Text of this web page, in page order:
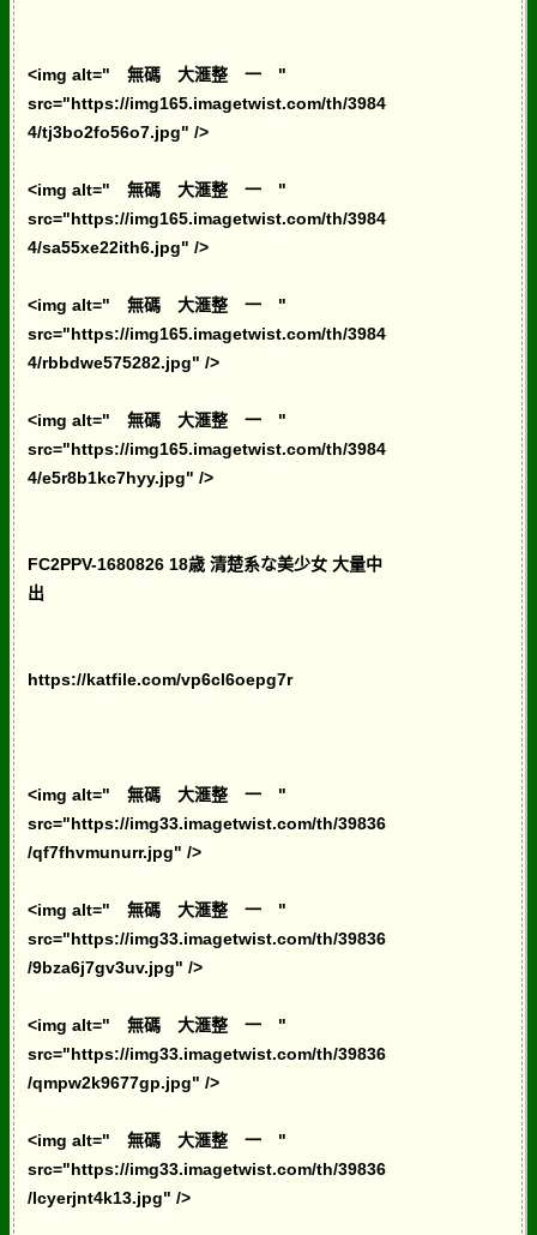
<img alt=" 無碼 大滙整 一 "
src="https://img165.imagetwist.com/th/3984
4/tj3bo2fo56o7.jpg" />
<img alt=" 無碼 大滙整 一 "
src="https://img165.imagetwist.com/th/3984
4/sa55xe22ith6.jpg" />
<img alt=" 無碼 大滙整 一 "
src="https://img165.imagetwist.com/th/3984
4/rbbdwe575282.jpg" />
<img alt=" 無碼 大滙整 一 "
src="https://img165.imagetwist.com/th/3984
4/e5r8b1kc7hyy.jpg" />
FC2PPV-1680826 18歳 清楚系な美少女 大量中
出
https://katfile.com/vp6cl6oepg7r
<img alt=" 無碼 大滙整 一 "
src="https://img33.imagetwist.com/th/39836
/qf7fhvmunurr.jpg" />
<img alt=" 無碼 大滙整 一 "
src="https://img33.imagetwist.com/th/39836
/9bza6j7gv3uv.jpg" />
<img alt=" 無碼 大滙整 一 "
src="https://img33.imagetwist.com/th/39836
/qmpw2k9677gp.jpg" />
<img alt=" 無碼 大滙整 一 "
src="https://img33.imagetwist.com/th/39836
/lcyerjnt4k13.jpg" />